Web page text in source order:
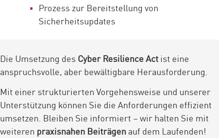
Prozess zur Bereitstellung von
Sicherheitsupdates
Die Umsetzung des Cyber Resilience Actist eine
anspruchsvolle, aber bewältigbare Herausforderung.
Mit einer strukturierten Vorgehensweise und unserer
Unterstützung können Sie die Anforderungen effizient
umsetzen. Bleiben Sie informiert – wir halten Sie mit
weiteren praxisnahen Beiträgenauf dem Laufenden!